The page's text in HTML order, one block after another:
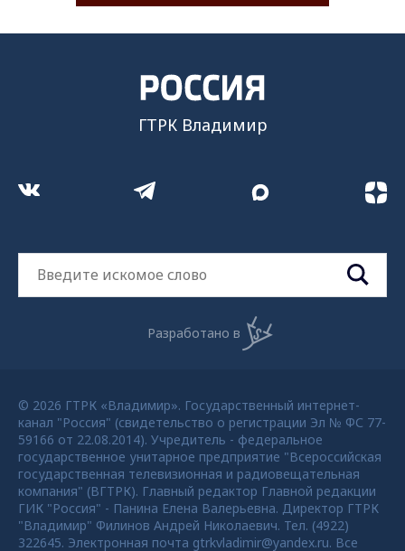
ГТРК Владимир
Разработано в
© 2026 ГТРК «Владимир». Государственный интернет-
канал "Россия" (свидетельство о регистрации Эл № ФС 77-
59166 от 22.08.2014). Учредитель - федеральное
государственное унитарное предприятие "Всероссийская
государственная телевизионная и радиовещательная
компания" (ВГТРК). Главный редактор Главной редакции
ГИК "Россия" - Панина Елена Валерьевна. Директор ГТРК
"Владимир" Филинов Андрей Николаевич. Тел. (4922)
322645. Электронная почта gtrkvladimir@yandex.ru. Все